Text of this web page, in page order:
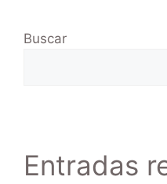
Buscar
Entradas